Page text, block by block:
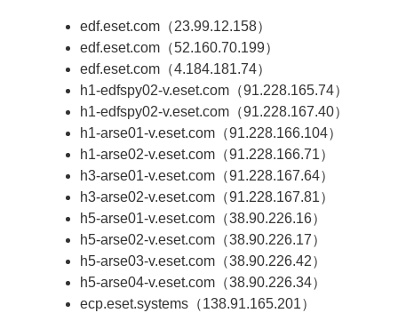
edf.eset.com（23.99.12.158）
edf.eset.com（52.160.70.199）
edf.eset.com（4.184.181.74）
h1-edfspy02-v.eset.com（91.228.165.74）
h1-edfspy02-v.eset.com（91.228.167.40）
h1-arse01-v.eset.com（91.228.166.104）
h1-arse02-v.eset.com（91.228.166.71）
h3-arse01-v.eset.com（91.228.167.64）
h3-arse02-v.eset.com（91.228.167.81）
h5-arse01-v.eset.com（38.90.226.16）
h5-arse02-v.eset.com（38.90.226.17）
h5-arse03-v.eset.com（38.90.226.42）
h5-arse04-v.eset.com（38.90.226.34）
ecp.eset.systems（138.91.165.201）